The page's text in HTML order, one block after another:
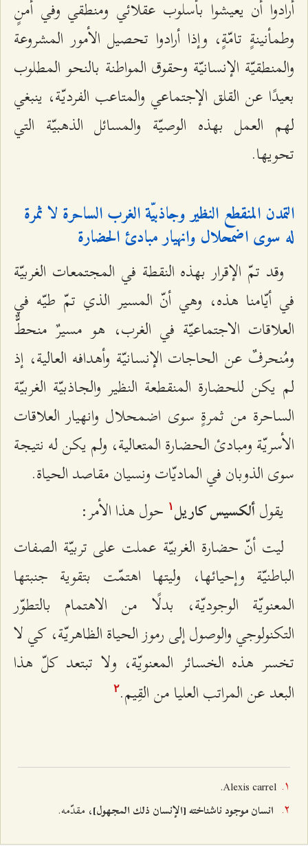
أرادوا أن يعيشوا بأسلوب عقلائي ومنطقي وفي أمنٍ
وطمأنينةٍ تامّةٍ، وإذا أرادوا تحصيل الأمور المشروعة
والمنطقيّة الإنسانيّة وحقوق المواطنة بالنحو المطلوب
بعيدًا عن القلق الإجتماعي والمتاعب الفرديّة، ينبغي
لهم العمل بهذه الوصيّة والمسائل الذهبيّة التي
تحويها.
التمدن المنقطع النظير وجاذبيّة الغرب الساحرة لا ثمرة
له سوى اضمحلال وانهيار مبادئ الحضارة
وقد تمّ الإقرار بهذه النقطة في المجتمعات الغربيّة
في أيّامنا هذه، وهي أنّ المسير الذي تمّ طيّه في
العلاقات الاجتماعيّة في الغرب، هو مسيرٌ منحطٌّ
ومُنحرفٌ عن الحاجات الإنسانيّة وأهدافه العالية، إذ
لم يكن للحضارة المنقطعة النظير والجاذبيّة الغربيّة
الساحرة من ثمرةٍ سوى اضمحلال وانهيار العلاقات
الأسريّة ومبادئ الحضارة المتعالية، ولم يكن له نتيجة
سوى الذوبان في الماديّات ونسيان مقاصد الحياة.
يقولألكسيس کاريل۱ حول هذا الأمر:
ليت أنّ حضارة الغربيّة عملت على تربيّة الصفات
الباطنيّة وإحيائها، وليتها اهتمّت بتقوية جنبتها
المعنويّة الوجوديّة، بدلًا من الاهتمام بالتطوّر
التكنولوجي والوصول إلى رموز الحياة الظاهريّة، كي لا
تخسر هذه الخسائر المعنويّة، ولا تبتعد كلّ هذا
البعد عن المراتب العليا من القِيم.٢
Alexis carrel.‌
انسان موجود ناشناخته [الإنسان ذلك المجهول]، مقدّمه.